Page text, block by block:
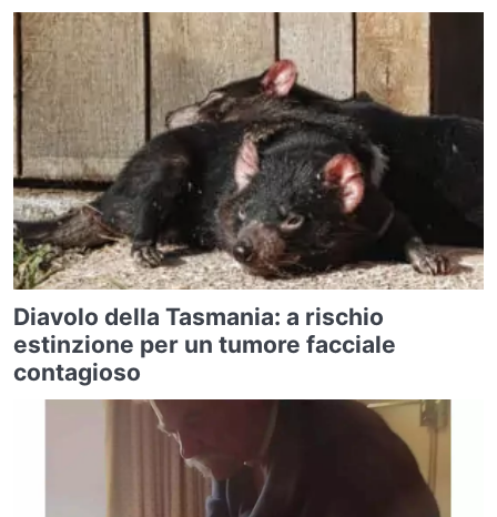
Diavolo della Tasmania: a rischio
estinzione per un tumore facciale
contagioso